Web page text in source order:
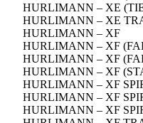
HURLIMANN – XE
HURLIMANN – XE
HURLIMANN – XF
HURLIMANN – XF
HURLIMANN – XF
HURLIMANN – XF
HURLIMANN – XF
HURLIMANN – XF
HURLIMANN – XF